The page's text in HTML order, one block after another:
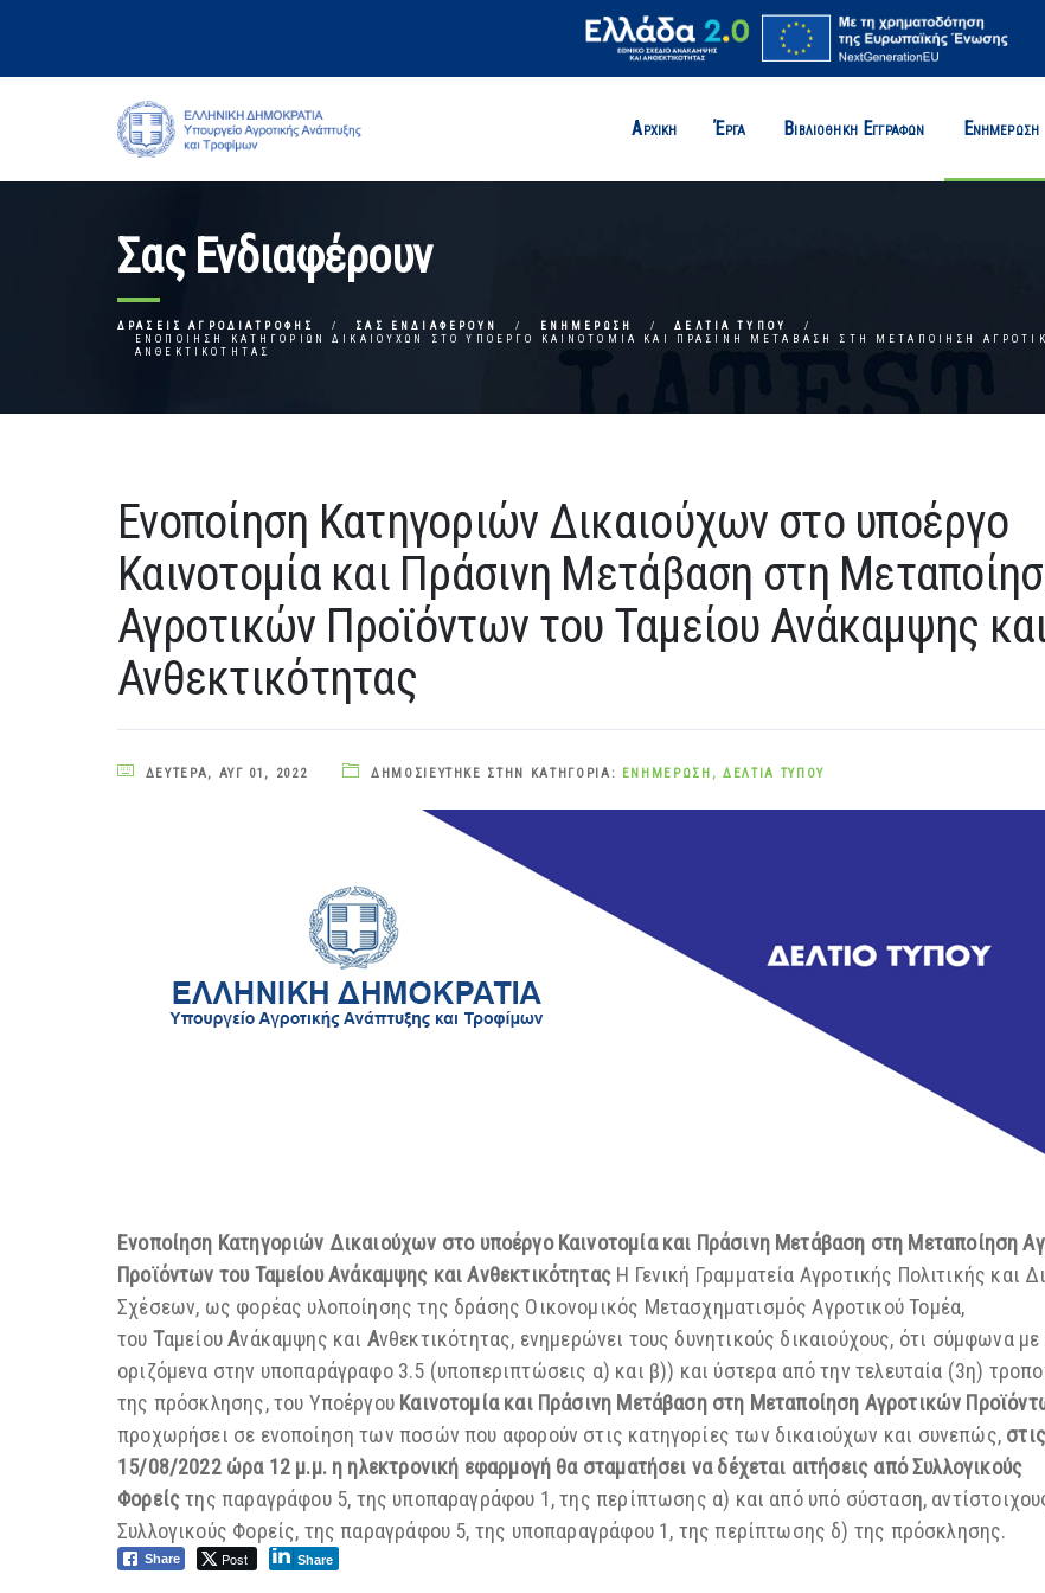
Αρχική Έργα Βιβλιοθήκη Εγγράφων Ενημέρωση
Σας Ενδιαφέρουν
ΔΡΆΣΕΙΣ ΑΓΡΟΔΙΑΤΡΟΦΉΣ ΣΑΣ ΕΝΔΙΑΦΈΡΟΥΝ ΕΝΗΜΈΡΩΣΗ
ΔΕΛΤΊΑ ΤΎΠΟΥ
ΕΝΟΠΟΊΗΣΗ ΚΑΤΗΓΟΡΙΏΝ ΔΙΚΑΙΟΎΧΩΝ ΣΤΟ ΥΠΟΈΡΓΟ ΚΑΙΝΟΤΟΜΊΑ ΚΑΙ ΠΡΆΣΙΝΗ ΜΕΤΆΒΑΣΗ ΣΤΗ ΜΕΤΑΠΟΊΗΣΗ
ΑΝΘΕΚΤΙΚΌΤΗΤΑΣ
Ενοποίηση Κατηγοριών Δικαιούχων στο υποέργο
Καινοτομία και Πράσινη Μετάβαση στη
Αγροτικών Προϊόντων του Ταμείου Ανάκαμψης
Ανθεκτικότητας
ΔΕΥΤΈΡΑ, ΑΥΓ 01, 2022 ΔΗΜΟΣΙΕΎΤΗΚΕ ΣΤΗΝ ΚΑΤΗΓΟΡΊΑ: ΕΝΗΜΈΡΩΣΗ , ΔΕΛΤΊΑ ΤΎΠΟΥ
Ενοποίηση Κατηγοριών Δικαιούχων στο υποέργο Καινοτομία και Πράσινη Μετάβαση στη Μεταποίηση
Προϊόντων του Ταμείου Ανάκαμψης και Ανθεκτικότητας Η Γενική Γραμματεία Αγροτικής Πολιτικής και
Σχέσεων, ως φορέας υλοποίησης της δράσης Οικονομικός Μετασχηματισμός Αγροτικού Τομέα,
του ΤαμείουΑνάκαμψης και Ανθεκτικότητας, ενημερώνει τους δυνητικούς δικαιούχους, ότι σύμφωνα με
οριζόμενα στην υποπαράγραφο 3.5 (υποπεριπτώσεις α) και β)) και ύστερα από την τελευταία (3η)
της πρόσκλησης, του Υποέργου Καινοτομία και Πράσινη Μετάβαση στη Μεταποίηση Αγροτικών
προχωρήσει σε ενοποίηση των ποσών που αφορούν στις κατηγορίες των δικαιούχων και συνεπώς, στις
15/08/2022 ώρα 12 μ.μ. η ηλεκτρονική εφαρμογή θα σταματήσει να δέχεται αιτήσεις από Συλλογικούς
Φορείςτης παραγράφου 5, της υποπαραγράφου 1, της περίπτωσης α) και από υπό σύσταση,
Συλλογικούς Φορείς, της παραγράφου 5, της υποπαραγράφου 1, της περίπτωσης δ) της πρόσκλησης.
Share Post Share